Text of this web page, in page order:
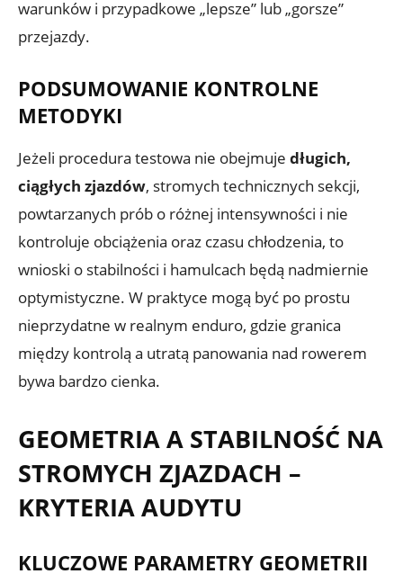
warunków i przypadkowe „lepsze” lub „gorsze”
przejazdy.
PODSUMOWANIE KONTROLNE
METODYKI
Jeżeli procedura testowa nie obejmuje długich,
ciągłych zjazdów, stromych technicznych sekcji,
powtarzanych prób o różnej intensywności i nie
kontroluje obciążenia oraz czasu chłodzenia, to
wnioski o stabilności i hamulcach będą nadmiernie
optymistyczne. W praktyce mogą być po prostu
nieprzydatne w realnym enduro, gdzie granica
między kontrolą a utratą panowania nad rowerem
bywa bardzo cienka.
GEOMETRIA A STABILNOŚĆ NA
STROMYCH ZJAZDACH –
KRYTERIA AUDYTU
KLUCZOWE PARAMETRY GEOMETRII